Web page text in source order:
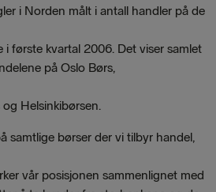
i Norden målt i antall handler på de
i første kvartal 2006. Det viser samlet
på Oslo Børs,
Helsinkibørsen.
samtlige børser der vi tilbyr handel,
vår posisjonen sammenlignet med